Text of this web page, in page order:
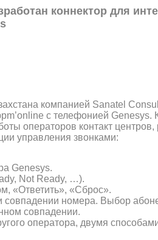
коннектор для
компанией Sanatel
с телефонией Genesys.
операторов контакт центров,
управления звонками:
Genesys.
Not Ready, …).
«Ответить», «Сброс».
совпадении номера. Выбор
совпадении.
оператора, двумя